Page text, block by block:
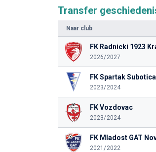
Transfer
Naar club
FK Radnicki 1923
2026/2027
FK Spartak Subotica
2023/2024
FK Vozdovac
2023/2024
FK Mladost GAT
2021/2022